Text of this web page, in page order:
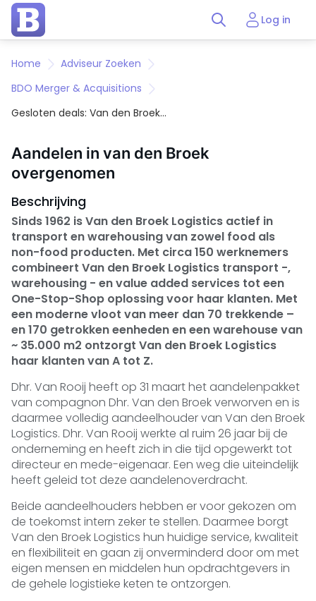
Log in
Home
Adviseur Zoeken
BDO Merger & Acquisitions
Gesloten deals: Van den Broek
Aandelen in van den Broek
overgenomen
Beschrijving
Sinds 1962 is Van den Broek Logistics actief in
transport en warehousing van zowel food als
non-food producten. Met circa 150 werknemers
combineert Van den Broek Logistics transport -,
warehousing - en value added services tot een
One-Stop-Shop oplossing voor haar klanten. Met
een moderne vloot van meer dan 70 trekkende –
en 170 getrokken eenheden en een warehouse van
~ 35.000 m2 ontzorgt Van den Broek Logistics
haar klanten van A tot Z.
Dhr. Van Rooij heeft op 31 maart het aandelenpakket
van compagnon Dhr. Van den Broek verworven en is
daarmee volledig aandeelhouder van Van den Broek
Logistics. Dhr. Van Rooij werkte al ruim 26 jaar bij de
onderneming en heeft zich in die tijd opgewerkt tot
directeur en mede-eigenaar. Een weg die uiteindelijk
heeft geleid tot deze aandelenoverdracht.
Beide aandeelhouders hebben er voor gekozen om
de toekomst intern zeker te stellen. Daarmee borgt
Van den Broek Logistics hun huidige service, kwaliteit
en flexibiliteit en gaan zij onverminderd door om met
eigen mensen en middelen hun opdrachtgevers in
de gehele logistieke keten te ontzorgen.